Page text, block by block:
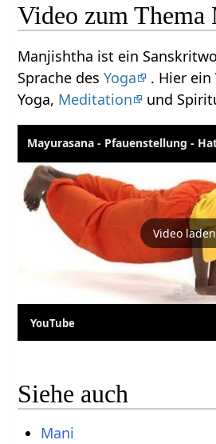
Video zum Thema
Manjishtha ist ein
Sprache desYoga
. Hier
Yoga, Meditation und
Mayurasana - Pfauenstellung -
Video laden
YouTube
Siehe auch
Mani